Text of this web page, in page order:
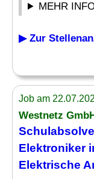
MEHR
▶ Zur
Job am
Westnetz
Elektroniker
Elektrische